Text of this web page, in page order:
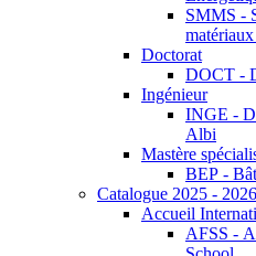
SMMS -
Doctorat
DOCT -
Ingénieur
INGE -
Albi
Mastère
BEP -
Catalogue 2025 - 2026
Accueil
AFSS -